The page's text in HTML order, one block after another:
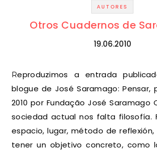
AUTORES
Otros Cuadernos de
19.06.2010
Reproduzimos a entrada publicada, ontem, no
blogue de José Saramago: Pensar,
2010 por Fundação José Saramago
sociedad actual nos falta filosofía.
espacio, lugar, método de
tener un objetivo concreto, como